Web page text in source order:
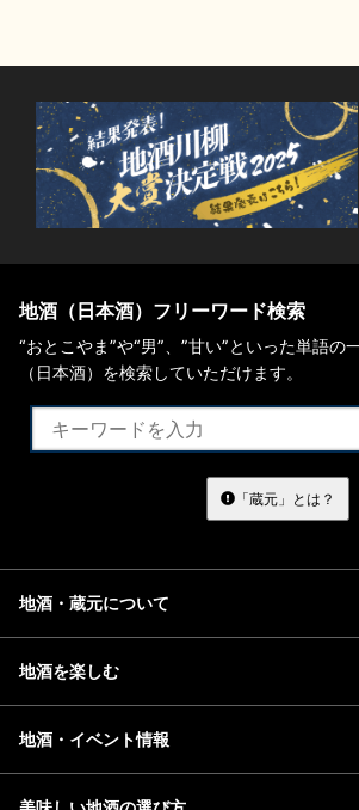
地酒（日本酒）フリーワード検索
“おとこやま”や“男”、”甘い”といった単語の
（日本酒）を検索していただけます。
「蔵元」とは？
地酒・蔵元について
地酒を楽しむ
地酒・イベント情報